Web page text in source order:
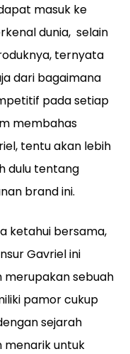
masuk ke
dunia, selain
ternyata
dari bagaimana
pada setiap
membahas
tentu akan lebih
dulu tentang
brand ini.
ketahui bersama,
Gavriel ini
merupakan sebuah
pamor cukup
sejarah
menarik untuk